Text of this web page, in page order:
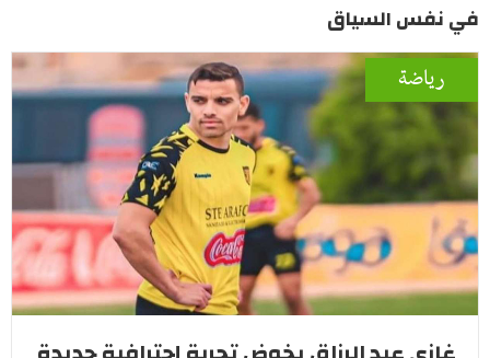
في نفس السياق
رياضة